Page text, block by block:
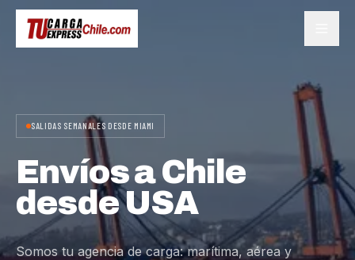
SALIDAS SEMANALES DESDE MIAMI
Envíos a Chile
desde USA
Somos tu agencia de carga: marítima, aérea y